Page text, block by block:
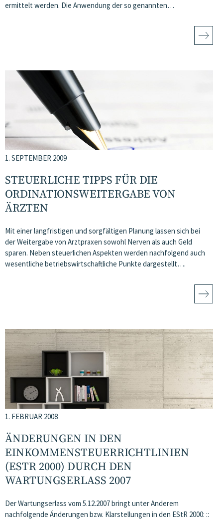
ermittelt werden. Die Anwendung der so genannten…
1. SEPTEMBER 2009
STEUERLICHE TIPPS FÜR DIE
ORDINATIONSWEITERGABE VON
ÄRZTEN
Mit einer langfristigen und sorgfältigen Planung lassen sich bei
der Weitergabe von Arztpraxen sowohl Nerven als auch Geld
sparen. Neben steuerlichen Aspekten werden nachfolgend auch
wesentliche betriebswirtschaftliche Punkte dargestellt….
1. FEBRUAR 2008
ÄNDERUNGEN IN DEN
EINKOMMENSTEUERRICHTLINIEN
(ESTR 2000) DURCH DEN
WARTUNGSERLASS 2007
Der Wartungserlass vom 5.12.2007 bringt unter Anderem
nachfolgende Änderungen bzw. Klarstellungen in den EStR 2000: ::